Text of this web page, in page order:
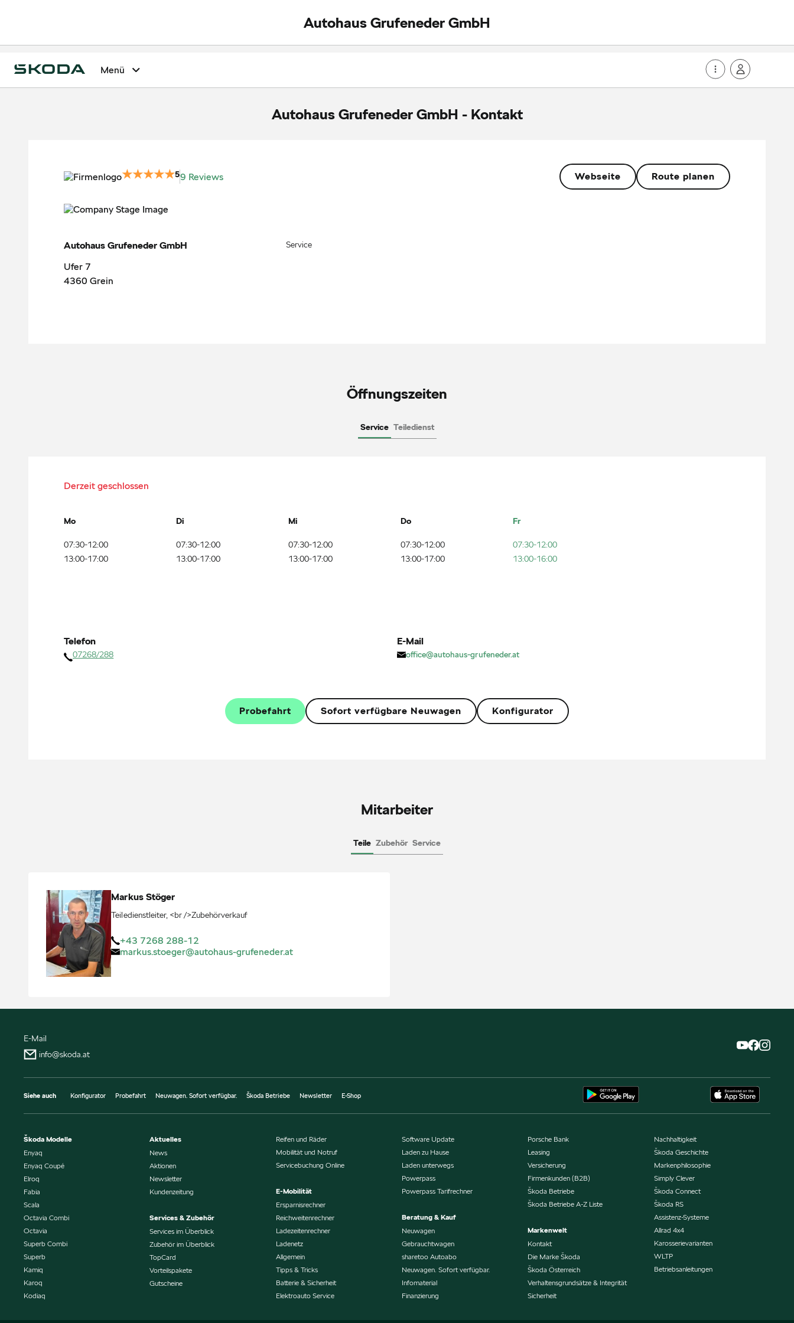
Autohaus Grufeneder GmbH
Menü
Autohaus Grufeneder GmbH - Kontakt
59 Reviews Webseite Route planen
Autohaus Grufeneder GmbH
Ufer 7
4360 Grein
Service
Öffnungszeiten
Service Teiledienst
Derzeit geschlossen
Mo
07:30-12:00
13:00-17:00
Di
07:30-12:00
13:00-17:00
Mi
07:30-12:00
13:00-17:00
Do
07:30-12:00
13:00-17:00
Fr
07:30-12:00
13:00-16:00
Telefon
07268/288
E-Mail
office@autohaus-grufeneder.at
Probefahrt Sofort verfügbare Neuwagen Konfigurator
Mitarbeiter
Teile Zubehör Service
Markus Stöger
Teiledienstleiter, <br />Zubehörverkauf
+43 7268 288-12
markus.stoeger@autohaus-grufeneder.at
E-Mail
info@skoda.at
Siehe auch Konfigurator Probefahrt Neuwagen. Sofort verfügbar. Škoda Betriebe Newsletter E-Shop
Škoda Modelle
Enyaq
Enyaq Coupé
Elroq
Fabia
Scala
Octavia Combi
Octavia
Superb Combi
Superb
Kamiq
Karoq
Kodiaq
Aktuelles
News
Aktionen
Newsletter
Kundenzeitung
Services & Zubehör
Services im Überblick
Zubehör im Überblick
TopCard
Vorteilspakete
Gutscheine
Reifen und Räder
Mobilität und Notruf
Servicebuchung Online
E-Mobilität
Ersparnisrechner
Reichweitenrechner
Ladezeitenrechner
Ladenetz
Allgemein
Tipps & Tricks
Batterie & Sicherheit
Elektroauto Service
Software Update
Laden zu Hause
Laden unterwegs
Powerpass
Powerpass Tarifrechner
Beratung & Kauf
Neuwagen
Gebrauchtwagen
sharetoo Autoabo
Neuwagen. Sofort verfügbar.
Infomaterial
Finanzierung
Porsche Bank
Leasing
Versicherung
Firmenkunden (B2B)
Škoda Betriebe
Škoda Betriebe A-Z Liste
Markenwelt
Kontakt
Die Marke Škoda
Škoda Österreich
Verhaltensgrundsätze & Integrität
Sicherheit
Nachhaltigkeit
Škoda Geschichte
Markenphilosophie
Simply Clever
Škoda Connect
Škoda RS
Assistenz-Systeme
Allrad 4x4
Karosserievarianten
WLTP
Betriebsanleitungen